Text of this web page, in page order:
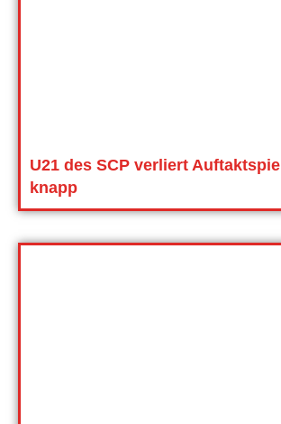
U21 des SCP verliert Auftaktspiel
knapp